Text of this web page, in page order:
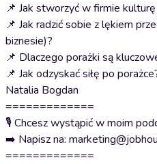
📌 Jak stworzyć w firmie
📌 Jak radzić sobie z lękiem
biznesie)?
📌 Dlaczego porażki są
📌 Jak odzyskać siłę po
Natalia Bogdan
=============
🎙️ Chcesz wystąpić w moim
➡️ Napisz na:
=============